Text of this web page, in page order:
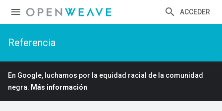
ACCEDER
Referencia
En Google, luchamos por la equidad racial de la comunidad
negra. Más información